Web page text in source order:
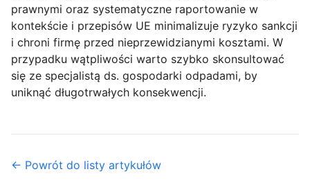
prawnymi oraz systematyczne raportowanie w
kontekście i przepisów UE minimalizuje ryzyko sankcji
i chroni firmę przed nieprzewidzianymi kosztami. W
przypadku wątpliwości warto szybko skonsultować
się ze specjalistą ds. gospodarki odpadami, by
uniknąć długotrwałych konsekwencji.
← Powrót do listy artykułów